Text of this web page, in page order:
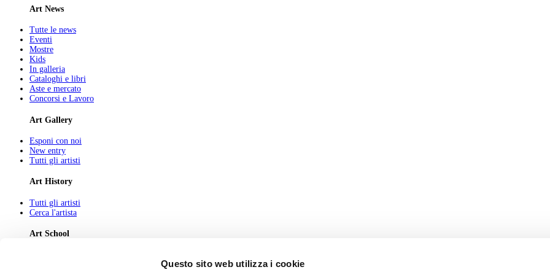
Questo sito web utilizza i cookie
Art News
Tutte le news
Eventi
Mostre
Kids
In galleria
Cataloghi e libri
Aste e mercato
Concorsi e Lavoro
Art Gallery
Esponi con noi
New entry
Tutti gli artisti
Art History
Tutti gli artisti
Cerca l'artista
Art School